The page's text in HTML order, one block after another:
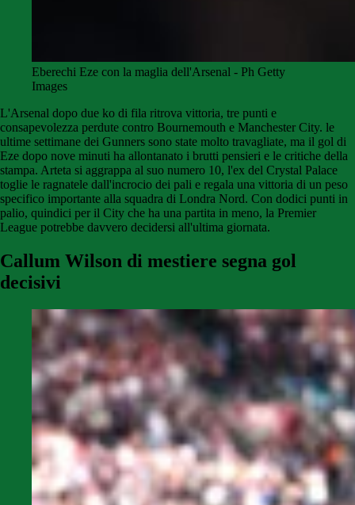
Eberechi Eze con la maglia dell'Arsenal - Ph Getty
Images
L'Arsenal dopo due ko di fila ritrova vittoria, tre punti e
consapevolezza perdute contro Bournemouth e Manchester City. le
ultime settimane dei Gunners sono state molto travagliate, ma il gol di
Eze dopo nove minuti ha allontanato i brutti pensieri e le critiche della
stampa. Arteta si aggrappa al suo numero 10, l'ex del Crystal Palace
toglie le ragnatele dall'incrocio dei pali e regala una vittoria di un peso
specifico importante alla squadra di Londra Nord. Con dodici punti in
palio, quindici per il City che ha una partita in meno, la Premier
League potrebbe davvero decidersi all'ultima giornata.
Callum Wilson di mestiere segna gol
decisivi